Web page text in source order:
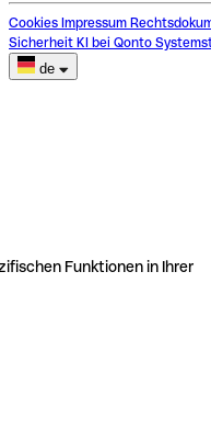
Cookies Impressum
Sicherheit KI bei Qonto
de
Funktionen in Ihrer